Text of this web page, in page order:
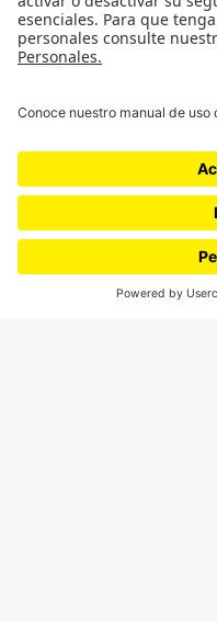
Política
Cultura
Medios y periodismo
Ciudad
Movilización social
¿Quiénes somos?